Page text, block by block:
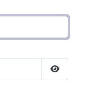
Afficher le